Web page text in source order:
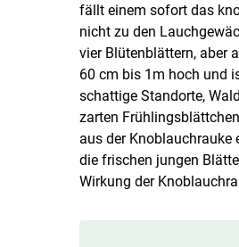
fällt einem sofort das
nicht zu den
vier Blütenblättern, aber
60 cm bis 1m hoch und
schattige Standorte,
zarten
aus der Knoblauchrauke
die frischen jungen
Wirkung der